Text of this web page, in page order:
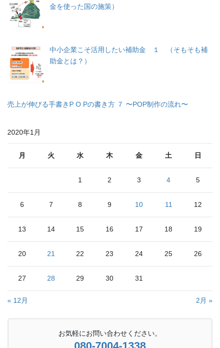
金を使った国の施策）
中小企業こそ活用したい補助金 １ （そもそも補
助金とは？）
売上が伸びる手書きP O Pの書き方 ７ 〜POP制作の流れ〜
2020年1月
月 火 水 木 金 土 日
1 2 3 4 5
6 7 8 9 10 11 12
13 14 15 16 17 18 19
20 21 22 23 24 25 26
27 28 29 30 31
« 12月 2月 »
お気軽にお問い合わせください。